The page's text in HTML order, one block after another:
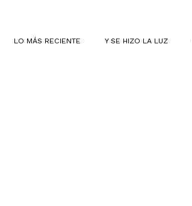
LO MÁS RECIENTE Y SE HIZO LA LUZ